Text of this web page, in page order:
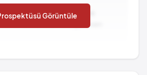
İlacın kullanılmaması
ve dikkat edilmesi gereken
Görüntüle